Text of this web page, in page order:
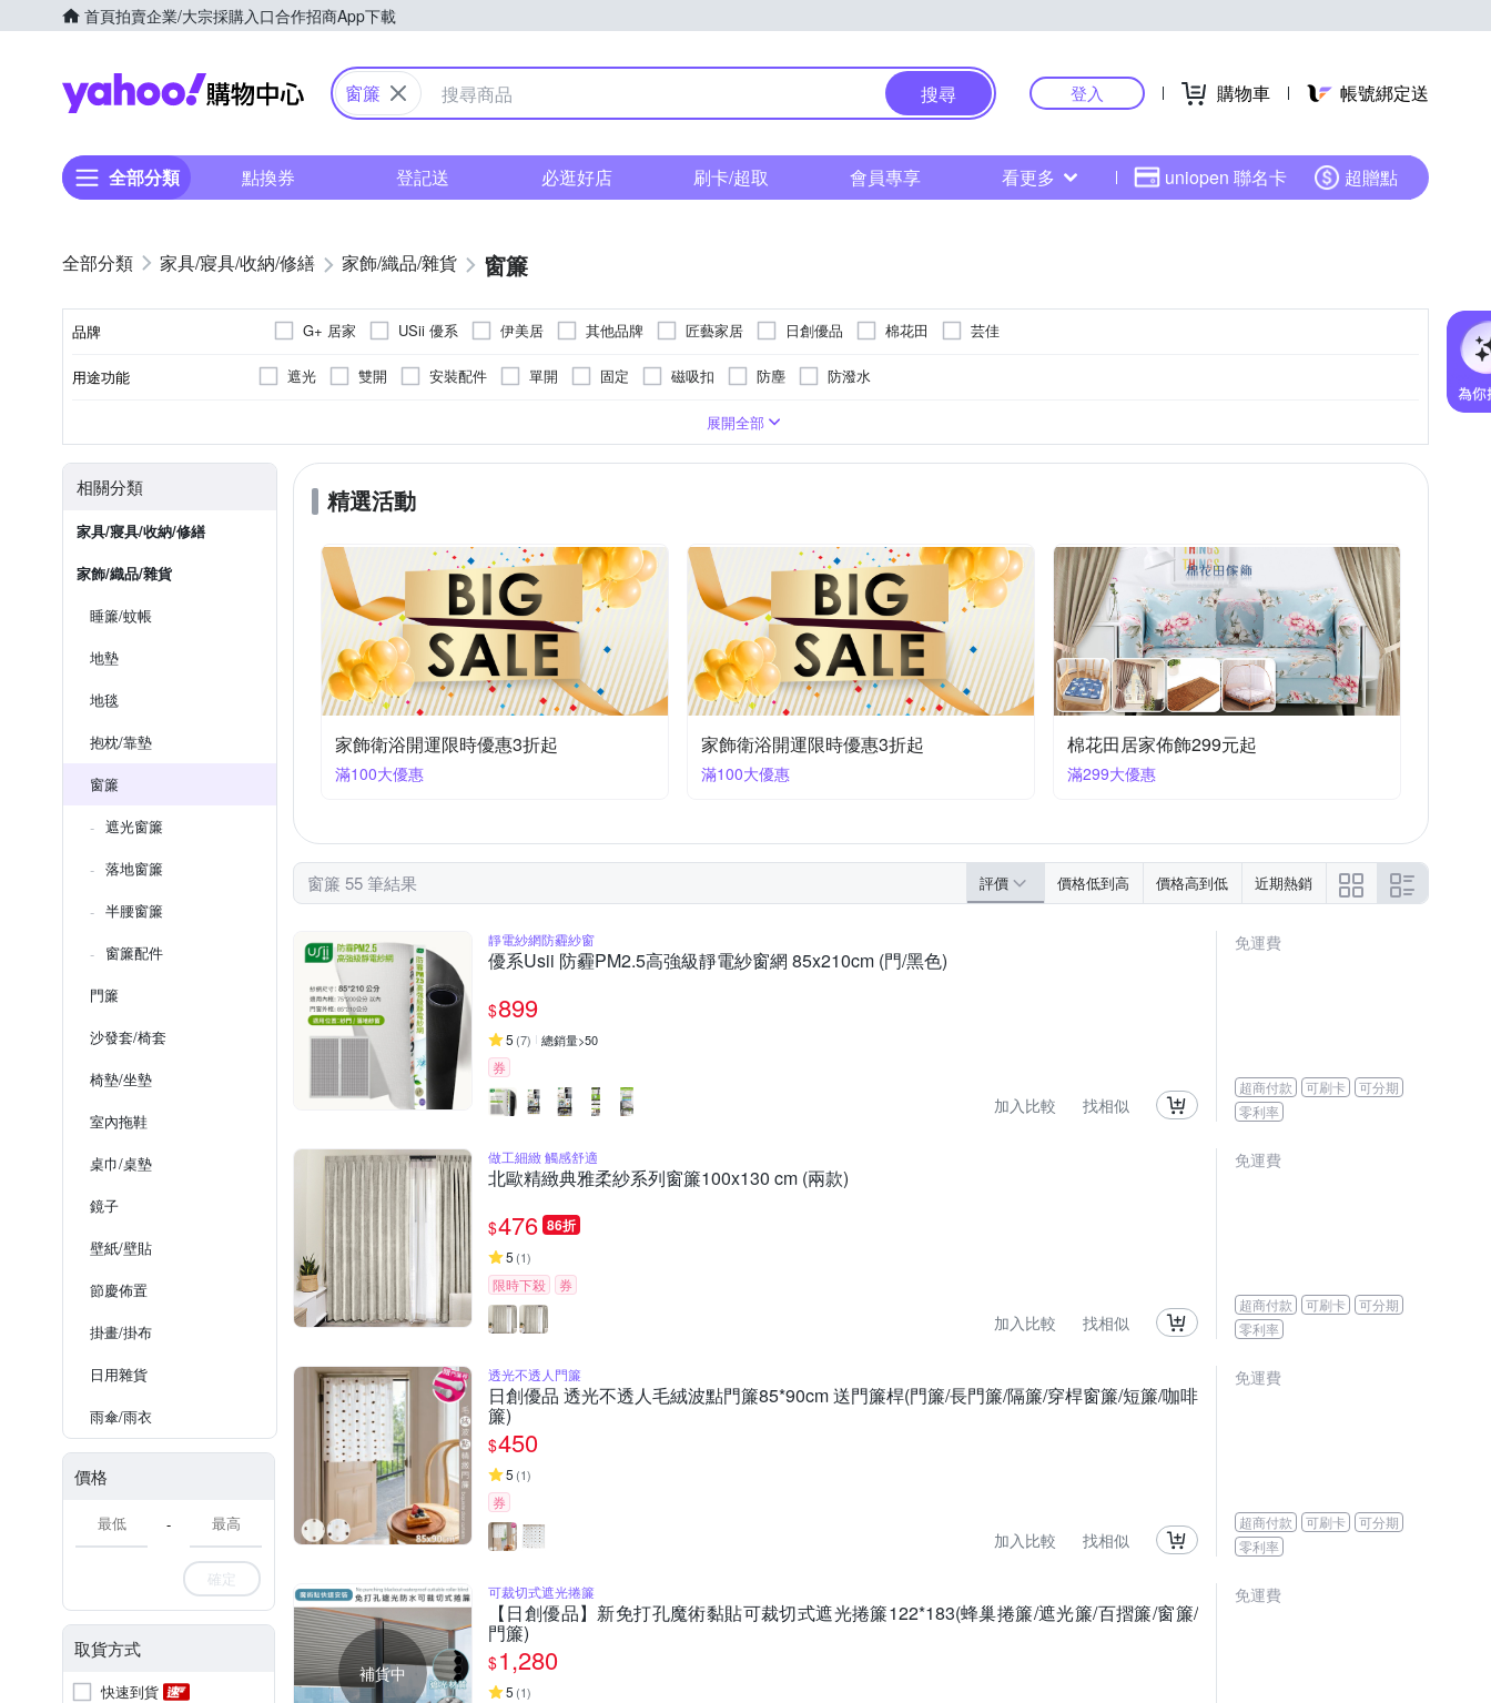
首頁拍賣企業/大宗採購入口合作招商App下載
Yahoo購物中心
窗簾 搜尋 登入 購物車 帳號綁定送
全部分類 點換券 登記送 必逛好店 刷卡/超取 會員專享 看更多 uniopen 聯名卡 超贈點
家具/寢具/收納/修繕 家飾/織品/雜貨 窗簾
品牌 G+ 居家 USii 優系 伊美居 其他品牌 匠藝家居 日創優品 棉花田 芸佳
用途功能 遮光 雙開 安裝配件 單開 固定 磁吸扣 防塵 防潑水
居家掛飾
展開全部
相關分類
家具/寢具/收納/修繕
家飾/織品/雜貨
睡簾/蚊帳
地墊
地毯
抱枕/靠墊
窗簾
遮光窗簾
落地窗簾
半腰窗簾
窗簾配件
門簾
沙發套/椅套
椅墊/坐墊
室內拖鞋
桌巾/桌墊
鏡子
壁紙/壁貼
節慶佈置
掛畫/掛布
日用雜貨
雨傘/雨衣
價格
-
確定
取貨方式
快速到貨
精選活動
家飾衛浴開運限時優惠3折起
滿100大優惠
家飾衛浴開運限時優惠3折起
滿100大優惠
棉花田居家佈飾299元起
滿299大優惠
窗簾 55 筆結果 評價 價格低到高 價格高到低 近期熱銷
靜電紗網防霾紗窗
優系Usii 防霾PM2.5高強級靜電紗窗網 85x210cm (門/黑色)
$899
5 (7) 總銷量>50
券
加入比較 找相似
免運費
超商付款 可刷卡
可分期
零利率
做工細緻 觸感舒適
北歐精緻典雅柔紗系列窗簾100x130 cm (兩款)
$476 86折
5 (1)
限時下殺 券
加入比較 找相似
免運費
超商付款 可刷卡
可分期
零利率
透光不透人門簾
日創優品 透光不透人毛絨波點門簾85*90cm 送門簾桿(門簾/長門簾/隔簾/穿桿窗簾/短簾/咖啡
簾)
$450
5 (1)
券
加入比較 找相似
免運費
超商付款 可刷卡
可分期
零利率
補貨中
可裁切式遮光捲簾
【日創優品】新免打孔魔術黏貼可裁切式遮光捲簾122*183(蜂巢捲簾/遮光簾/百摺簾/窗簾/
門簾)
$1,280
5 (1)
免運費